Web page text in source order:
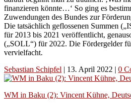
finanzieren könnte…‘ So ging es
Zuwendungen des Bundes zur
Die tatsächlich geflossenen Summen
für 2013 bis 2021 veröffentlicht,
(„SOLL“) für 2022. Die Fördergelder
vervielfacht.
Sebastian Schipfel | 13. April 2022 | 0
WM in Baku (2): Vincent Kühne,